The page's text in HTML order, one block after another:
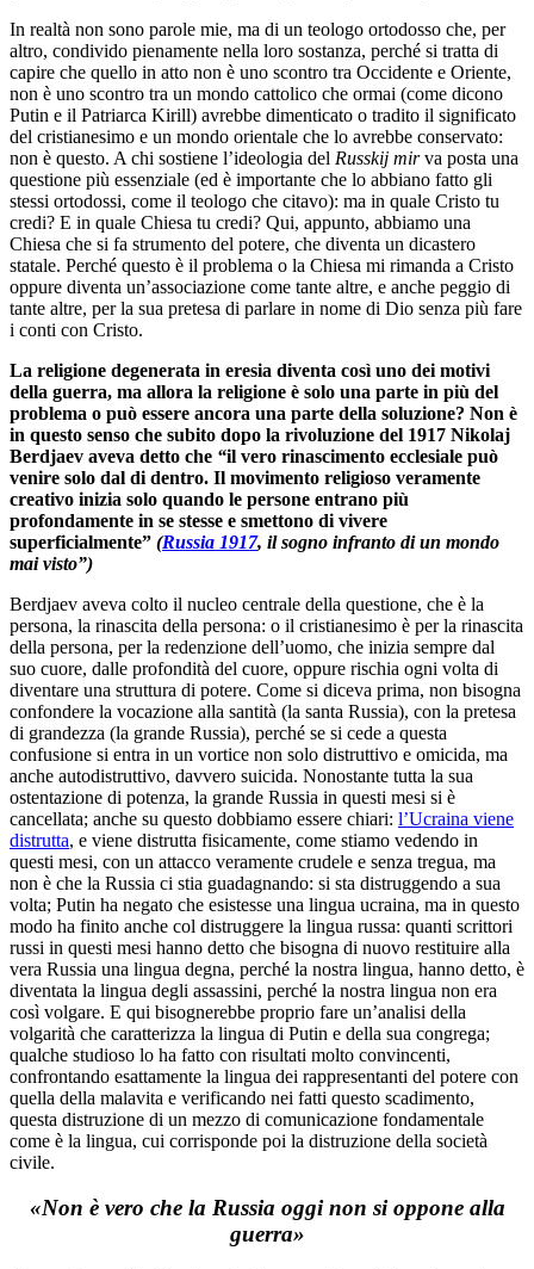
In realtà non sono parole mie, ma di un teologo ortodosso che, per
altro, condivido pienamente nella loro sostanza, perché si tratta di
capire che quello in atto non è uno scontro tra Occidente e Oriente,
non è uno scontro tra un mondo cattolico che ormai (come dicono
Putin e il Patriarca Kirill) avrebbe dimenticato o tradito il significato
del cristianesimo e un mondo orientale che lo avrebbe conservato:
non è questo. A chi sostiene l’ideologia del Russkij mirva posta una
questione più essenziale (ed è importante che lo abbiano fatto gli
stessi ortodossi, come il teologo che citavo): ma in quale Cristo tu
credi? E in quale Chiesa tu credi? Qui, appunto, abbiamo una
Chiesa che si fa strumento del potere, che diventa un dicastero
statale. Perché questo è il problema o la Chiesa mi rimanda a Cristo
oppure diventa un’associazione come tante altre, e anche peggio di
tante altre, per la sua pretesa di parlare in nome di Dio senza più fare
i conti con Cristo.
La religione degenerata in eresia diventa così uno dei motivi
della guerra, ma allora la religione è solo una parte in più del
problema o può essere ancora una parte della soluzione? Non è
in questo senso che subito dopo la rivoluzione del 1917 Nikolaj
Berdjaev aveva detto che “il vero rinascimento ecclesiale può
venire solo dal di dentro. Il movimento religioso veramente
creativo inizia solo quando le persone entrano più
profondamente in se stesse e smettono di vivere
superficialmente” (Russia 1917, il sogno infranto di un mondo
mai visto”)
Berdjaev aveva colto il nucleo centrale della questione, che è la
persona, la rinascita della persona: o il cristianesimo è per la rinascita
della persona, per la redenzione dell’uomo, che inizia sempre dal
suo cuore, dalle profondità del cuore, oppure rischia ogni volta di
diventare una struttura di potere. Come si diceva prima, non bisogna
confondere la vocazione alla santità (la santa Russia), con la pretesa
di grandezza (la grande Russia), perché se si cede a questa
confusione si entra in un vortice non solo distruttivo e omicida, ma
anche autodistruttivo, davvero suicida. Nonostante tutta la sua
ostentazione di potenza, la grande Russia in questi mesi si è
cancellata; anche su questo dobbiamo essere chiari: l’Ucraina viene
distrutta, e viene distrutta fisicamente, come stiamo vedendo in
questi mesi, con un attacco veramente crudele e senza tregua, ma
non è che la Russia ci stia guadagnando: si sta distruggendo a sua
volta; Putin ha negato che esistesse una lingua ucraina, ma in questo
modo ha finito anche col distruggere la lingua russa: quanti scrittori
russi in questi mesi hanno detto che bisogna di nuovo restituire alla
vera Russia una lingua degna, perché la nostra lingua, hanno detto, è
diventata la lingua degli assassini, perché la nostra lingua non era
così volgare. E qui bisognerebbe proprio fare un’analisi della
volgarità che caratterizza la lingua di Putin e della sua congrega;
qualche studioso lo ha fatto con risultati molto convincenti,
confrontando esattamente la lingua dei rappresentanti del potere con
quella della malavita e verificando nei fatti questo scadimento,
questa distruzione di un mezzo di comunicazione fondamentale
come è la lingua, cui corrisponde poi la distruzione della società
civile.
«Non è vero che la Russia oggi non si oppone alla
guerra»